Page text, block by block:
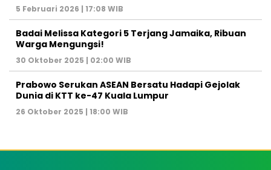
5 Februari 2026 | 17:08 WIB
Badai Melissa Kategori 5 Terjang Jamaika, Ribuan
Warga Mengungsi!
30 Oktober 2025 | 02:00 WIB
Prabowo Serukan ASEAN Bersatu Hadapi Gejolak
Dunia di KTT ke-47 Kuala Lumpur
26 Oktober 2025 | 18:00 WIB